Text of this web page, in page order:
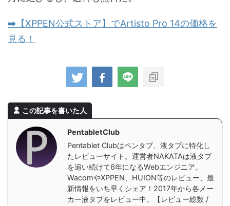
➡️【XPPEN公式ストア】でArtisto Pro 14の価格を
見る！
この記事を書いた人
PentabletClub
Pentablet Clubはペンタブ、液タブに特化し
たレビューサイト。運営者NAKATAは液タブ
を追い続けて6年になるWebエンジニア。
WacomやXPPEN、HUION等のレビュー、最
新情報をいち早くシェア！2017年から各メー
カー液タブをレビュー中。【レビュー総数 /